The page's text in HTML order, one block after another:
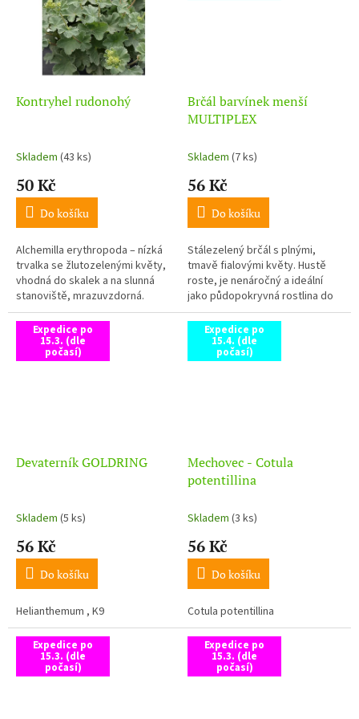
Kontryhel rudonohý
Skladem (43 ks)
50 Kč
Do košíku
Alchemilla erythropoda – nízká
trvalka se žlutozelenými květy,
vhodná do skalek a na slunná
stanoviště, mrazuvzdorná.
Brčál barvínek menší
MULTIPLEX
Skladem (7 ks)
56 Kč
Do košíku
Stálezelený brčál s plnými,
tmavě fialovými květy. Hustě
roste, je nenáročný a ideální
jako půdopokryvná rostlina do
stínu.
Expedice po
15.3. (dle
počasí)
Devaterník GOLDRING
Skladem (5 ks)
56 Kč
Do košíku
Helianthemum , K9
Expedice po
15.4. (dle
počasí)
Mechovec - Cotula
potentillina
Skladem (3 ks)
56 Kč
Do košíku
Cotula potentillina
Expedice po
15.3. (dle
počasí)
Expedice po
15.3. (dle
počasí)